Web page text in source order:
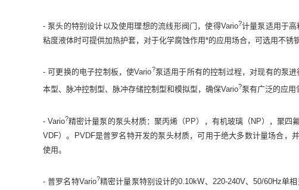
- 泵头的特别设计以及使用理想的流线形阀门，使得Vario?计量泵适用于
粘度液体时可提供加热护套，对于化学腐蚀作用*的应用场合，可选用不锈
- 可更换的电子控制板，使Vario?泵适用于所有的控制过程，对现有的泵
本型、脉冲控制型、脉冲存储控制型和模拟型，确保Vario?泵有广泛的应用
- Vario?精密计量泵的泵头材质：聚丙烯（PP），有机玻璃（NP），聚四
VDF）。PVDF是普罗名特开发的泵头材质，可用于绝大多数计量场合，
使用。
- 普罗名特Vario?精密计量泵特别设计的0.10kW、220-240V、50/60Hz单